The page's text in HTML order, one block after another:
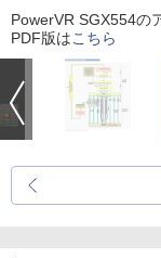
PowerVR SGX554の
PDF版はこちら